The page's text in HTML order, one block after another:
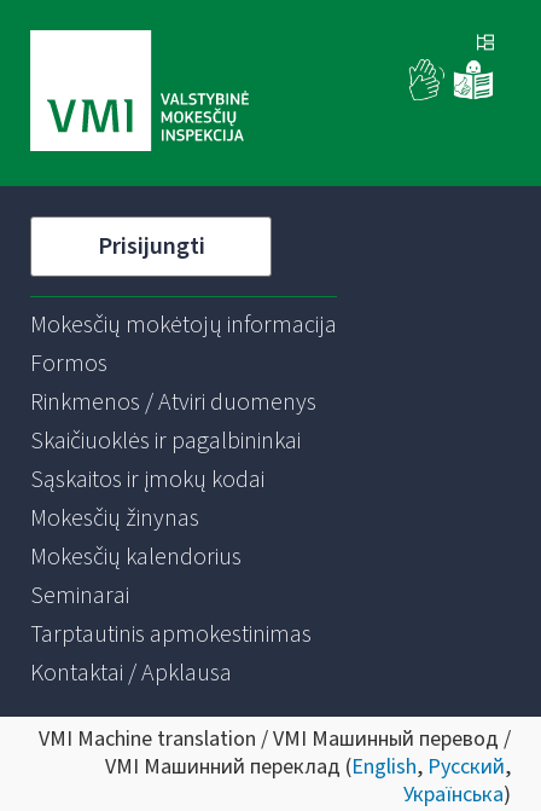
Prisijungti
Mokesčių mokėtojų informacija
Formos
Rinkmenos / Atviri duomenys
Skaičiuoklės ir pagalbininkai
Sąskaitos ir įmokų kodai
Mokesčių žinynas
Mokesčių kalendorius
Seminarai
Tarptautinis apmokestinimas
Kontaktai / Apklausa
VMI Machine translation / VMI Машинный перевод /
VMI Машинний переклад (English, Русский,
Українська)